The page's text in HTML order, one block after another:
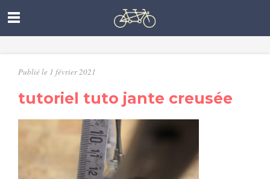
Publié le 1 février 2021
tutoriel tuto jante creusée